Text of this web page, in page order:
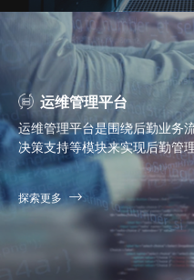
运维管理平台
运维管理平台是围绕后勤业务
决策支持等模块来实现后勤管
探索更多